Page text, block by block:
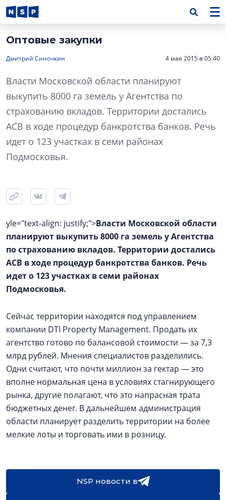
Оптовые закупки
Дмитрий Синочкин 4 мая 2015 в 05:40
Власти Московской области планируют
выкупить 8000 га земель у Агентства по
страхованию вкладов. Территории достались
АСВ в ходе процедур банкротства банков. Речь
идет о 123 участках в семи районах
Подмосковья.
yle="text-align: justify;">Власти Московской области
планируют выкупить 8000 га земель у Агентства
по страхованию вкладов. Территории достались
АСВ в ходе процедур банкротства банков. Речь
идет о 123 участках в семи районах
Подмосковья.
Сейчас территории находятся под управлением
компании DTI Property Management. Продать их
агентство готово по балансовой стоимости — за 7,3
млрд рублей. Мнения специалистов разделились.
Одни считают, что почти миллион за гектар — это
вполне нормальная цена в условиях стагнирующего
рынка, другие полагают, что это напрасная трата
бюджетных денег. В дальнейшем администрация
области планирует разделить территории на более
мелкие лоты и торговать ими в розницу.
NSP новости в